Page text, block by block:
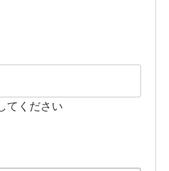
てください